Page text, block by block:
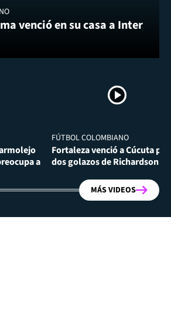
venció en su casa a Inter
a
FÚTBOL COLOMBIANO
Fortaleza venció a Cúcuta por
dos golazos de Richardson
MÁS VIDEOS